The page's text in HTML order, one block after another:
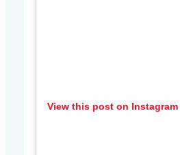
View this post on Instagram